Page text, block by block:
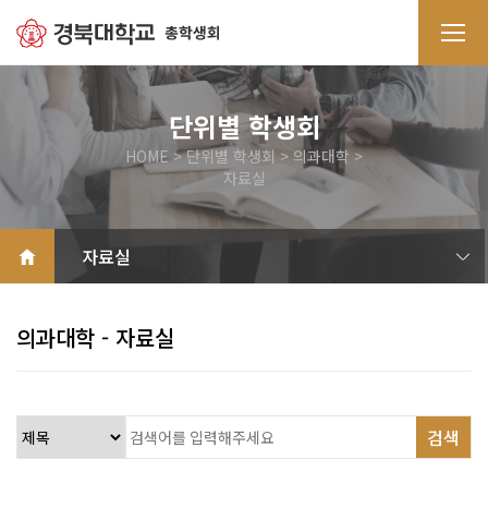
단위별 학생회
HOME > 단위별 학생회 > 의과대학 >
자료실
소개
공지사항
갤러리
자료실
의과대학 - 자료실
검색